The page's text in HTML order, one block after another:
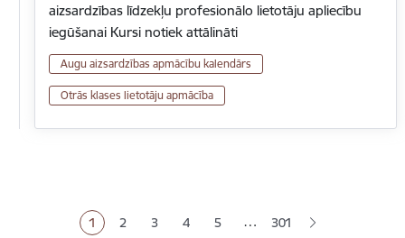
aizsardzības līdzekļu profesionālo lietotāju apliecību
iegūšanai Kursi notiek attālināti
Augu aizsardzības apmācību kalendārs
Otrās klases lietotāju apmācība
Pašreizējā lapa
1 Lapa
2 Lapa
3 Lapa
4 Lapa
5 … 301